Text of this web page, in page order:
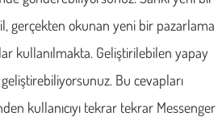
gerçekten okunan yeni bir pazarlama
kullanılmakta. Geliştirilebilen yapay
Bu cevapları
kullanıcıyı tekrar tekrar Messenger